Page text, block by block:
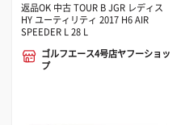
返品OK 中古 TOUR B JGR レディス
HY ユーティリティ 2017 H6 AIR
SPEEDER L 28 L
ゴルフエース4号店ヤフーショッ
プ